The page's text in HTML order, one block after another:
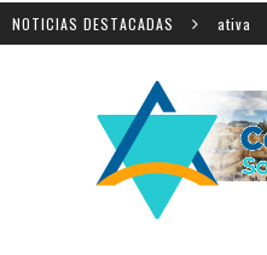
NOTICIAS DESTACADAS
innovación educativa